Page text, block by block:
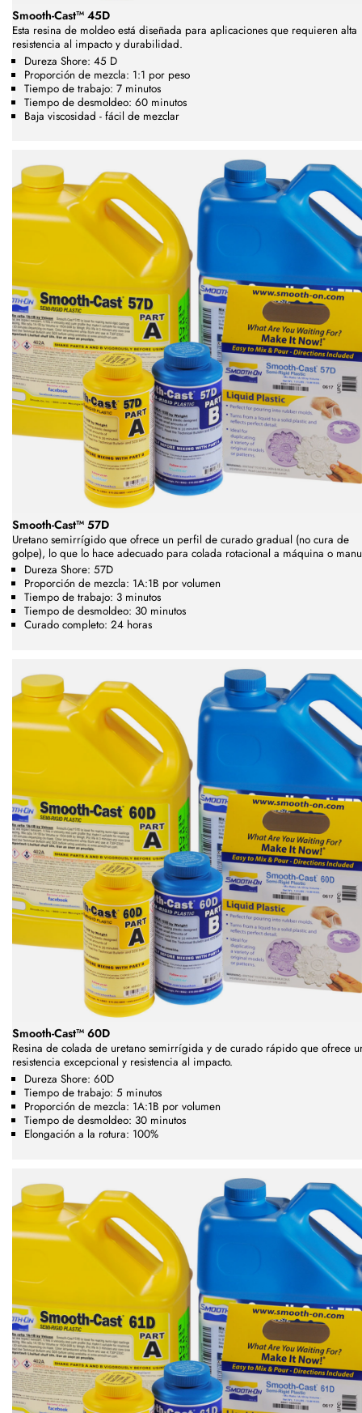
Smooth-Cast™ 45D
Esta resina de moldeo está diseñada para aplicaciones que requieren alta
resistencia al impacto y durabilidad.
Dureza Shore: 45 D
Proporción de mezcla: 1:1 por peso
Tiempo de trabajo: 7 minutos
Tiempo de desmoldeo: 60 minutos
Baja viscosidad - fácil de mezclar
Smooth-Cast™ 57D
Uretano semirrígido que ofrece un perfil de curado gradual (no cura de
golpe), lo que lo hace adecuado para colada rotacional a máquina o
Dureza Shore: 57D
Proporción de mezcla: 1A:1B por volumen
Tiempo de trabajo: 3 minutos
Tiempo de desmoldeo: 30 minutos
Curado completo: 24 horas
Smooth-Cast™ 60D
Resina de colada de uretano semirrígida y de curado rápido que ofrece
resistencia excepcional y resistencia al impacto.
Dureza Shore: 60D
Tiempo de trabajo: 5 minutos
Proporción de mezcla: 1A:1B por volumen
Tiempo de desmoldeo: 30 minutos
Elongación a la rotura: 100%